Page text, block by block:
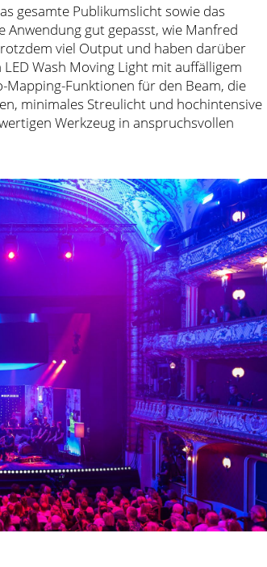
gesamte Publikumslicht sowie das
gut gepasst, wie Manfred
viel Output und haben darüber
Wash Moving Light mit auffälligem
Mapping-Funktionen für den Beam, die
minimales Streulicht und hochintensive
Werkzeug in anspruchsvollen